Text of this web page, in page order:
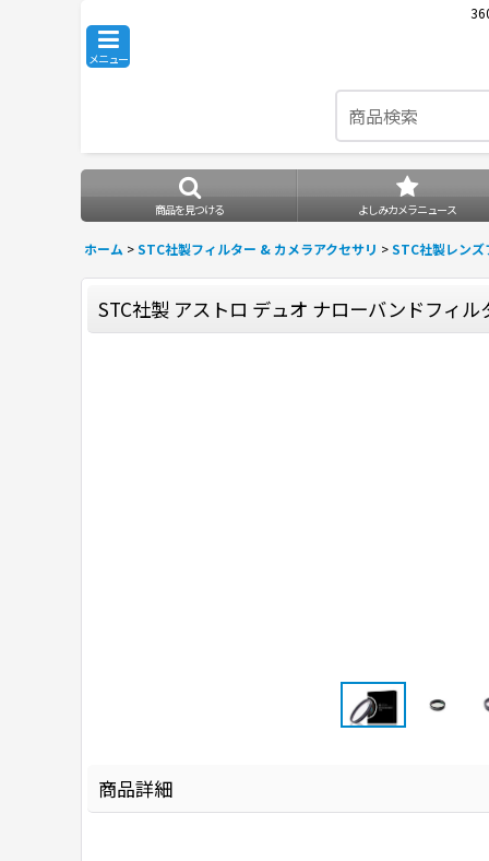
メニュー
商品を見つける よしみカメラニュース
ホーム >STC社製フィルター & カメラアクセサリ >STC社製レンズ
STC社製 アストロ デュオ ナローバンドフィル
商品詳細